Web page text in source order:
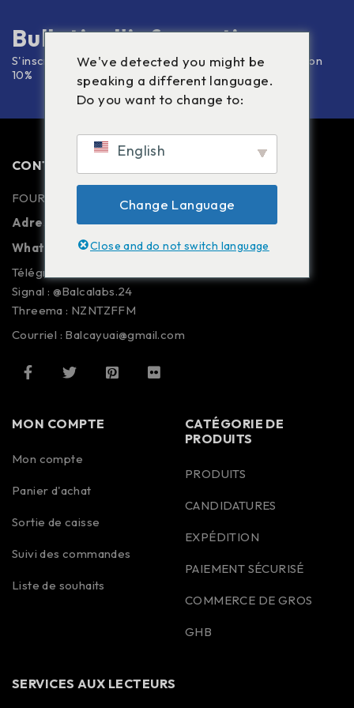
Bulletin d'information
S'inscrire à la newsletter et obtenir le code de réduction
10%
CONTACTEZ-NOUS
FOURNISSEURS DE PUREGBL
Adresse :
Shanghai Yuai Chine
Whatsapp :+90 552 173 96 68
Télégramme : Balcalabs24
Signal : @Balcalabs.24
Threema : NZNTZFFM
Courriel : Balcayuai@gmail.com
MON COMPTE
Mon compte
Panier d'achat
Sortie de caisse
Suivi des commandes
Liste de souhaits
CATÉGORIE DE
PRODUITS
PRODUITS
CANDIDATURES
EXPÉDITION
PAIEMENT SÉCURISÉ
COMMERCE DE GROS
GHB
SERVICES AUX LECTEURS
We've detected you might be
speaking a different language.
Do you want to change to:
English
Change Language
Close and do not switch language